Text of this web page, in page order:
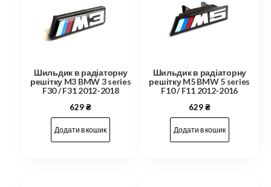
Шильдик в радіаторну
решітку M3 BMW 3 series
F30 / F31 2012-2018
629₴
Додати в кошик
Шильдик в радіаторну
решітку M5 BMW 5 series
F10 / F11 2012-2016
629₴
Додати в кошик